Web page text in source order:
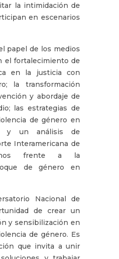
la intimidación de
en escenarios
papel de los medios
el fortalecimiento de
en la justicia con
la transformación
y abordaje de
las estrategias de
de género en
y un análisis de
Interamericana de
frente a la
de género en
Nacional de
de crear un
y sensibilización en
de género. Es
que invita a unir